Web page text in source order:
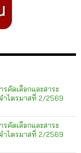
คัดเลือกและสาระ
ไตรมาสที่ 2/2569
คัดเลือกและสาระ
ไตรมาสที่ 2/2569